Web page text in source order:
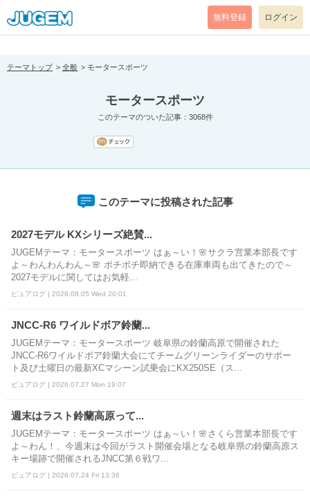
[pear_error: message="Success" code=0 mode=return level=notice
prefix="" info=""]
無料登録 ログイン
テーマトップ 全般 モータースポーツ
モータースポーツ
このテーマのついた記事：3068件
このテーマに投稿された記事
2027モデル KXシリーズ絶賛...
JUGEMテーマ：モータースポーツ はぁ～い！🌸サクラ営業本部長です
よ～わんわんわん～🌸 ボチボチ即納できる在庫車両も出てきたので～
2027モデルに関してはお気軽...
ピュアログ | 2026.08.05 Wed 20:01
JNCC-R6 ワイルドボア鈴蘭...
JUGEMテーマ：モータースポーツ 岐阜県の鈴蘭高原で開催された
JNCC-R6ワイルドボア鈴蘭大会にてチームグリーンライダーのサポー
ト及び土曜日の最新XCマシーン試乗会にKX250SE（ス...
ピュアログ | 2026.07.27 Mon 19:07
週末はラスト鈴蘭高原って...
JUGEMテーマ：モータースポーツ はぁ～い！🌸さくら営業本部長です
よ～わん！、今週末は今回がラスト開催会場となる岐阜県の鈴蘭高原ス
キー場跡で開催されるJNCC第６戦ワ...
ピュアログ | 2026.07.24 Fri 13:36